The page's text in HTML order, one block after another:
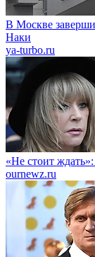
В Москве
Наки
ya-turbo.ru
«Не стоит
ournewz.ru